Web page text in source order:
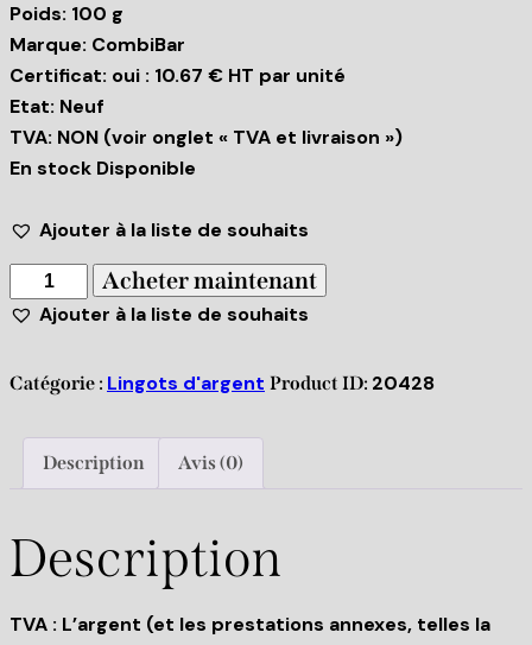
Poids: 100 g
Marque: CombiBar
Certificat: oui : 10.67 € HT par unité
Etat: Neuf
TVA: NON (voir onglet « TVA et livraison »)
En stock Disponible
Ajouter à la liste de souhaits
Acheter maintenant
Ajouter à la liste de souhaits
Catégorie : Lingots d'argent Product ID: 20428
Description Avis (0)
Description
TVA : L’argent (et les prestations annexes, telles la